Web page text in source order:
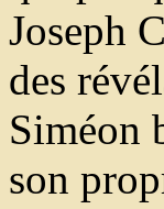
Joseph
des
Siméon
son